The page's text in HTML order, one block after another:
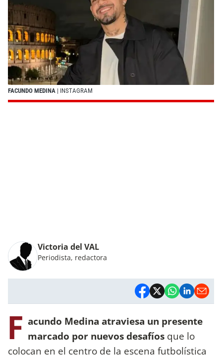
FACUNDO MEDINA | INSTAGRAM
Victoria del VAL
Periodista, redactora
F acundo Medina atraviesa un presente
marcado por nuevos desafíos que lo
colocan en el centro de la escena futbolística